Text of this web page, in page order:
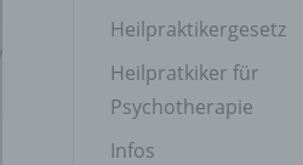
Heilpraktikergesetz
Heilpratkiker für
Psychotherapie
Infos